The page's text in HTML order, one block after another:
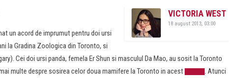
VICTORIA WEST
18 august 2013, 03:00
un acord de imprumut pentru doi ursi
la Gradina Zoologica din Toronto, si
Cei doi ursi panda, femela Er Shun si masculul Da Mao, au sosit la Toronto
multe despre sosirea celor doua mamifere la Toronto in acest
. Atunci